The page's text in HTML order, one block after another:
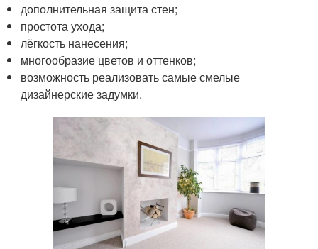
дополнительная защита стен;
простота ухода;
лёгкость нанесения;
многообразие цветов и оттенков;
возможность реализовать самые смелые
дизайнерские задумки.